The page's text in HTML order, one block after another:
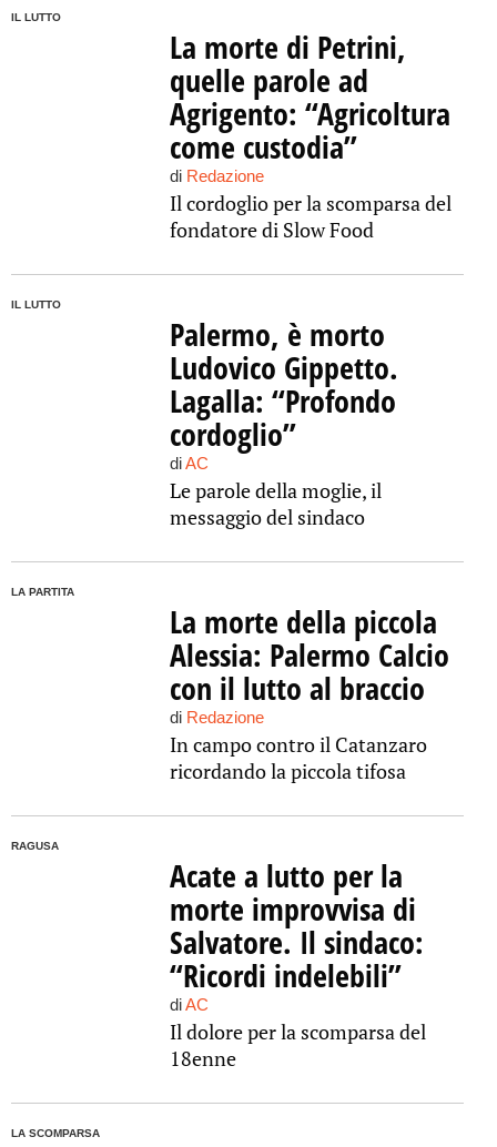
IL LUTTO
La morte di Petrini,
quelle parole ad
Agrigento: “Agricoltura
come custodia”
di Redazione
Il cordoglio per la scomparsa del
fondatore di Slow Food
IL LUTTO
Palermo, è morto
Ludovico Gippetto.
Lagalla: “Profondo
cordoglio”
diAC
Le parole della moglie, il
messaggio del sindaco
LA PARTITA
La morte della piccola
Alessia: Palermo Calcio
con il lutto al braccio
di Redazione
In campo contro il Catanzaro
ricordando la piccola tifosa
RAGUSA
Acate a lutto per la
morte improvvisa di
Salvatore. Il sindaco:
“Ricordi indelebili”
diAC
Il dolore per la scomparsa del
18enne
LA SCOMPARSA